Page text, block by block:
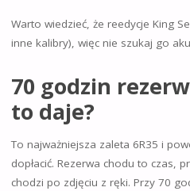
Warto wiedzieć, że reedycje King
inne kalibry), więc nie szukaj go
70 godzin
to daje?
To najważniejsza zaleta 6R35 i
dopłacić. Rezerwa chodu to czas,
chodzi po zdjęciu z ręki. Przy 70